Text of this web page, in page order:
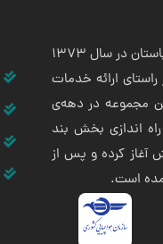
شرکت خدمات مسافرتی و هوایی توران باستان در سال 1373
ارائه خدمات
مجموعه در دهه‌ی
اندازی بخش بند
آغاز کرده و پس از